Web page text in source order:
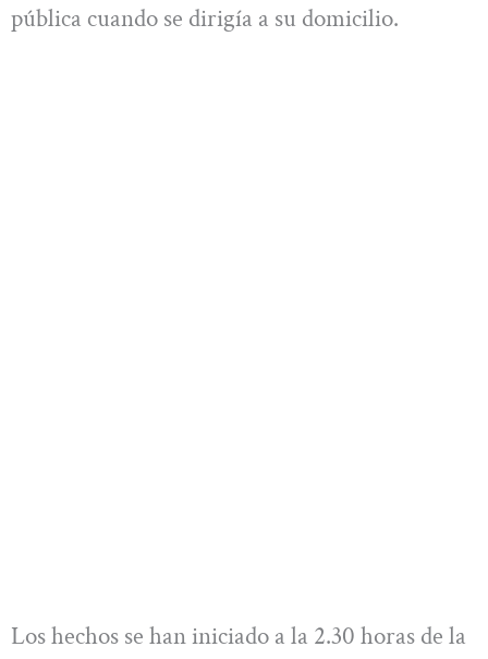
pública cuando se dirigía a su domicilio.
Los hechos se han iniciado a la 2.30 horas de la